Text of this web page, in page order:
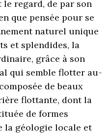
regard, de par son
que pensée pour se
naturel unique
et splendides, la
grâce à son
qui semble flotter au-
de beaux
flottante, dont la
de formes
la géologie locale et